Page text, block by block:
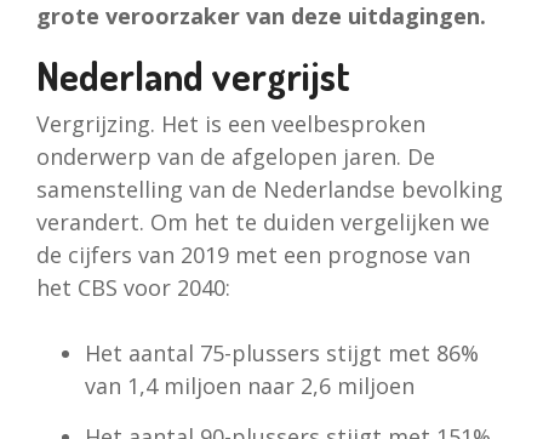
grote veroorzaker van deze uitdagingen.
Nederland vergrijst
Vergrijzing. Het is een veelbesproken
onderwerp van de afgelopen jaren. De
samenstelling van de Nederlandse bevolking
verandert. Om het te duiden vergelijken we
de cijfers van 2019 met een prognose van
het CBS voor 2040:
Het aantal 75-plussers stijgt met 86%
van 1,4 miljoen naar 2,6 miljoen